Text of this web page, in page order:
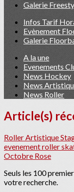
Galerie
Infos Tarif
Evènement
Galerie
A la une
Evenements
News Hockey
News
News Roller
Article(s)
Roller Artistique
evenement roller
Octobre Rose
Seuls les 100
votre recherche.